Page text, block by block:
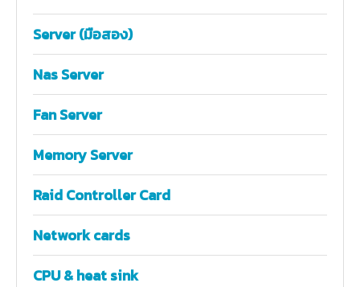
Server (มือสอง)
Nas Server
Fan Server
Memory Server
Raid Controller Card
Network cards
CPU & heat sink